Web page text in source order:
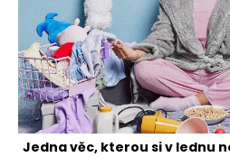
Jedna věc, kterou si v lednu